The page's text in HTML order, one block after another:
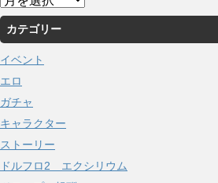
ー
カ
イ
ブ
カテゴリー
イベント
エロ
ガチャ
キャラクター
ストーリー
ドルフロ2 エクシリウム